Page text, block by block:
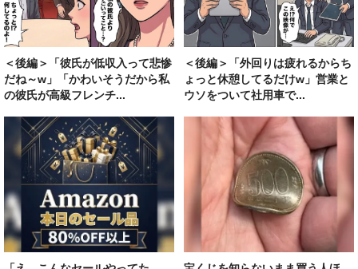
＜後編＞「彼氏が低収入って悲惨
だね～w」「かわいそうだから私
の彼氏が高級フレンチ...
＜後編＞「外回りは疲れるからち
ょっと休憩してるだけw」営業と
ウソをついて社用車で...